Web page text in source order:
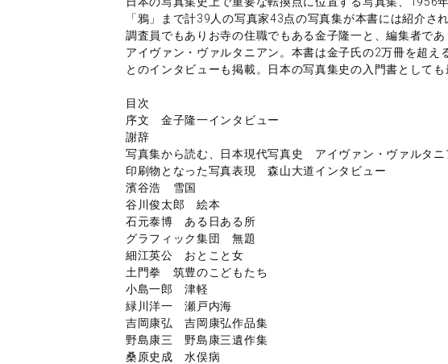
「鴉」まで計39人の写真家43点の写真集が本書には紹介さ
調査員でもありお寺の住職でもある金子隆一と、編集者で
アイヴァン・ヴァルタニアン。本書は金子氏の2万冊を超え
とのインタビューも掲載。日本の写真集史の入門書としても
目次
序文 金子隆一インタビュー
謝辞
写真集から読む、日本現代写真史 アイヴァン・ヴァルタニ
印刷物となった写真表現 森山大道インタビュー
濱谷浩 雪国
谷川俊太郎 絵本
石元泰博 ある日ある所
グラフィック集団 無題
細江英公 おとこと女
土門拳 筑豊のこどもたち
小島一郎 津軽
緑川洋一 瀬戸内海
吉岡康弘 吉岡康弘作品集
野島康三 野島康三遺作集
桑原史成 水俣病